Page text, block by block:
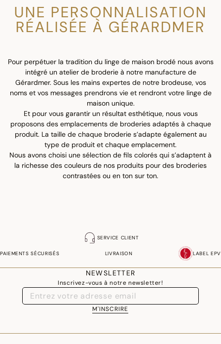
UNE PERSONNALISATION
RÉALISÉE À GÉRARDMER
Pour perpétuer la tradition du linge de maison brodé nous avons
intégré un atelier de broderie à notre manufacture de
Gérardmer. Sous les mains expertes de notre brodeuse, vos
noms et vos messages prendrons vie et rendront votre linge de
maison unique.
Et pour vous garantir un résultat esthétique, nous vous
proposons des emplacements de broderies adaptés à chaque
produit. La taille de chaque broderie s’adapte également au
type de produit et chaque emplacement.
Nous avons choisi une sélection de fils colorés qui s’adaptent à
la richesse des couleurs de nos produits pour des broderies
contrastées ou en ton sur ton.
SERVICE CLIENT
PAIEMENTS SÉCURISÉS LIVRAISON LABEL EPV
NEWSLETTER
Inscrivez-vous à notre newsletter!
M'INSCRIRE